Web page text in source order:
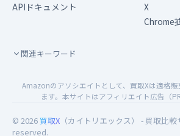
APIドキュメント
X
Chrome
関連キーワード
Amazonのアソシエイトとして、買取Xは適格
ます。本サイトはアフィリエイト広告（
© 2026 買取X （カイトリエックス） - 買取比
reserved.